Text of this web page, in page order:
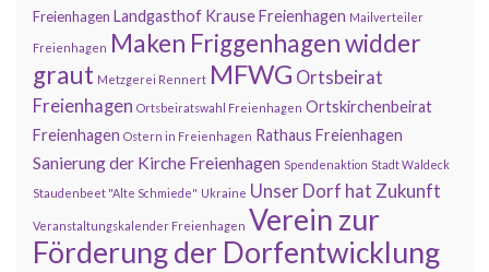
Freienhagen Landgasthof Krause Freienhagen Mailverteiler
Freienhagen Maken Friggenhagen widder
graut Metzgerei Rennert MFWG Ortsbeirat
Freienhagen Ortsbeiratswahl Freienhagen Ortskirchenbeirat
Freienhagen Ostern in Freienhagen Rathaus Freienhagen
Sanierung der Kirche Freienhagen Spendenaktion Stadt Waldeck
Staudenbeet "Alte Schmiede" Ukraine Unser Dorf hat Zukunft
Veranstaltungskalender Freienhagen Verein zur
Förderung der Dorfentwicklung